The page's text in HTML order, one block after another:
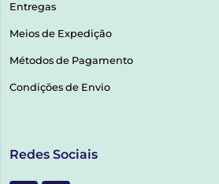
Entregas
Meios de Expedição
Métodos de Pagamento
Condições de Envio
Redes Sociais